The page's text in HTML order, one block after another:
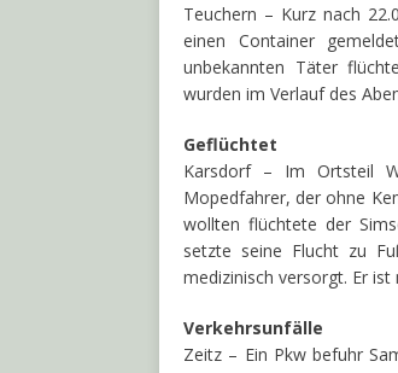
Teuchern – Kurz nach
einen Container
unbekannten Täter
wurden im Verlauf des
Geflüchtet
Karsdorf – Im Ortsteil
Mopedfahrer, der ohne
wollten flüchtete der
setzte seine Flucht zu
medizinisch versorgt. Er
Verkehrsunfälle
Zeitz – Ein Pkw befuhr